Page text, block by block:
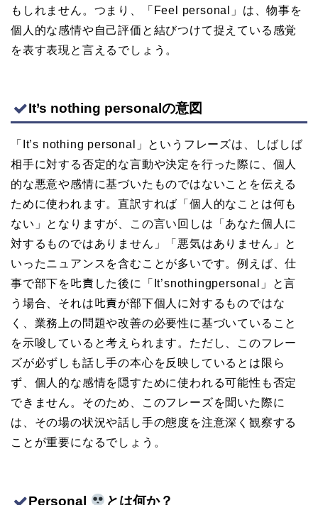
もしれません。つまり、「Feel personal」は、物事を
個人的な感情や自己評価と結びつけて捉えている感覚
を表す表現と言えるでしょう。
It’s nothing personalの意図
「It’s nothing personal」というフレーズは、しばしば
相手に対する否定的な言動や決定を行った際に、個人
的な悪意や感情に基づいたものではないことを伝える
ために使われます。直訳すれば「個人的なことは何も
ない」となりますが、この言い回しは「あなた個人に
対するものではありません」「悪気はありません」と
いったニュアンスを含むことが多いです。例えば、仕
事で部下を𠮟責した後に「It’snothingpersonal」と言
う場合、それは𠮟責が部下個人に対するものではな
く、業務上の問題や改善の必要性に基づいていること
を示唆していると考えられます。ただし、このフレー
ズが必ずしも話し手の本心を反映しているとは限ら
ず、個人的な感情を隠すために使われる可能性も否定
できません。そのため、このフレーズを聞いた際に
は、その場の状況や話し手の態度を注意深く観察する
ことが重要になるでしょう。
Personal とは何か？